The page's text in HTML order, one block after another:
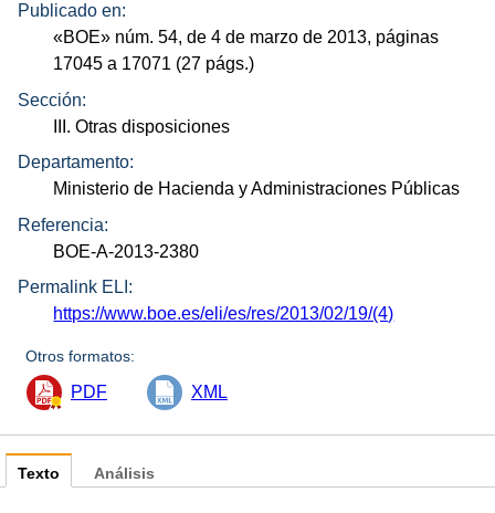
Publicado en:
«BOE» núm. 54, de 4 de marzo de 2013, páginas
17045 a 17071 (27 págs.)
Sección:
III. Otras disposiciones
Departamento:
Ministerio de Hacienda y Administraciones Públicas
Referencia:
BOE-A-2013-2380
Permalink ELI:
https://www.boe.es/eli/es/res/2013/02/19/(4)
Otros formatos:
PDF XML
Texto Análisis